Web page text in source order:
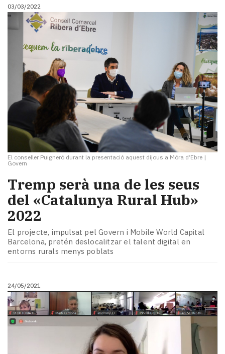
03/03/2022
El conseller Puigneró durant la presentació aquest dijous a Móra d’Ebre |
Govern
Tremp serà una de les seus
del «Catalunya Rural Hub»
2022
El projecte, impulsat pel Govern i Mobile World Capital
Barcelona, pretén deslocalitzar el talent digital en
entorns rurals menys poblats
24/05/2021